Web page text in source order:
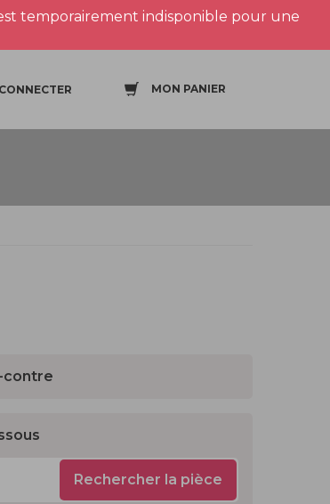
temporairement indisponible pour une
MON PANIER
contre
Rechercher la pièce